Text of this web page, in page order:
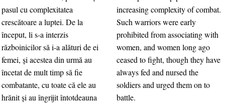
pasul cu complexitatea
crescătoare a luptei. De la
început, li s-a interzis
războinicilor să i-a alături de ei
femei, şi acestea din urmă au
încetat de mult timp să fie
combatante, cu toate că ele au
hrănit şi au îngrijit întotdeauna
increasing complexity of combat.
Such warriors were early
prohibited from associating with
women, and women long ago
ceased to fight, though they have
always fed and nursed the
soldiers and urged them on to
battle.